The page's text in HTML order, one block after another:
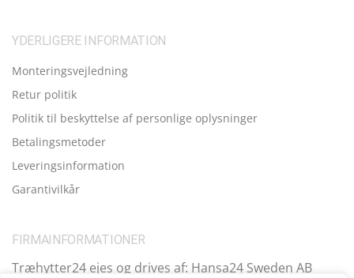
YDERLIGERE INFORMATION
Monteringsvejledning
Retur politik
Politik til beskyttelse af personlige oplysninger
Betalingsmetoder
Leveringsinformation
Garantivilkår
FIRMAINFORMATIONER
Træhytter24 ejes og drives af: Hansa24 Sweden AB